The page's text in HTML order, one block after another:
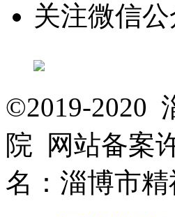
关注微信
©2019-2020
院 网站备案
名：淄博市